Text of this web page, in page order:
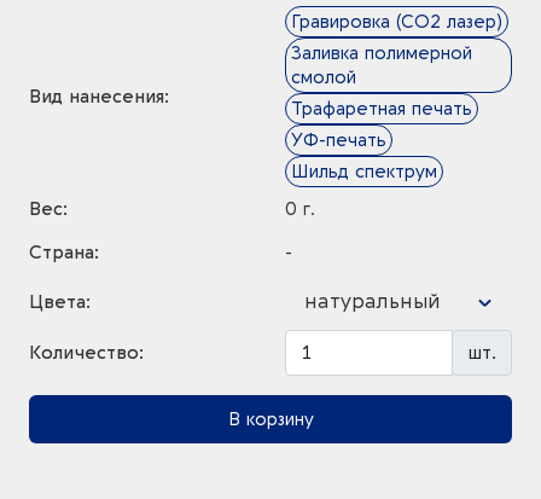
Вид нанесения:
Гравировка (CO2 лазер)
Заливка полимерной
смолой
Трафаретная печать
УФ-печать
Шильд спектрум
Вес:
0 г.
Страна:
-
Цвета: натуральный
Количество: шт.
В корзину